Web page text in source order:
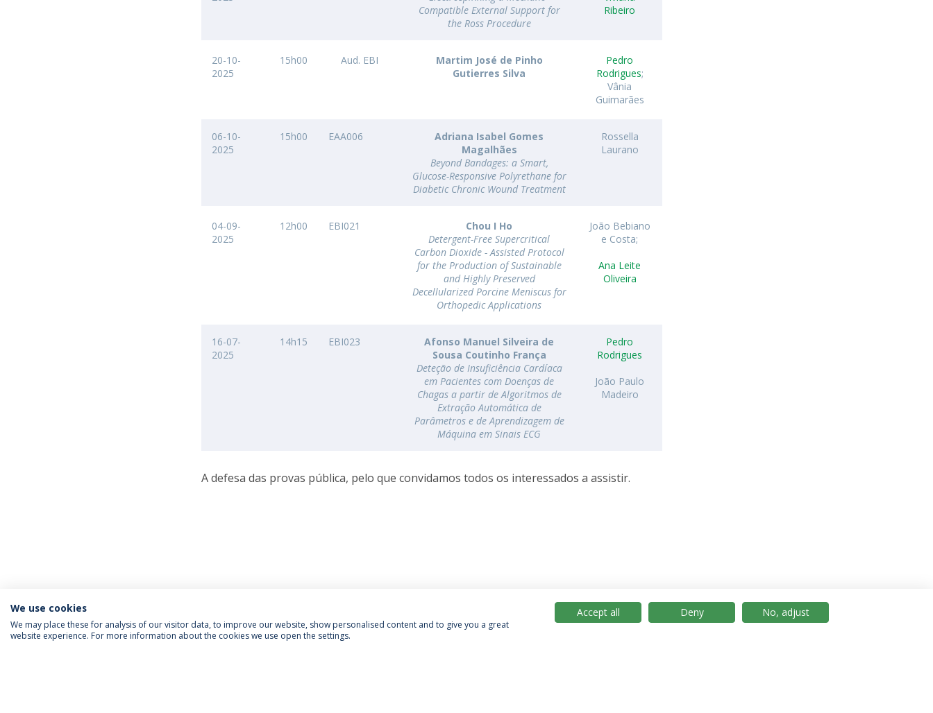
Compatible External Support for
the Ross Procedure
Ribeiro
20-10-
2025
15h00 Aud. EBI
Martim José de Pinho
Gutierres Silva
Pedro
Rodrigues;
Vânia
Guimarães
06-10-
2025
15h00 EAA006
Adriana Isabel Gomes
Magalhães
Beyond Bandages: a Smart,
Glucose-Responsive Polyrethane for
Diabetic Chronic Wound Treatment
Rossella
Laurano
04-09-
2025
12h00 EBI021
Chou I Ho
Detergent-Free Supercritical
Carbon Dioxide - Assisted Protocol
for the Production of Sustainable
and Highly Preserved
Decellularized Porcine Meniscus for
Orthopedic Applications
João Bebiano
e Costa;
Ana Leite
Oliveira
16-07-
2025
14h15 EBI023
Afonso Manuel Silveira de
Sousa Coutinho França
Deteção de Insuficiência Cardíaca
em Pacientes com Doenças de
Chagas a partir de Algoritmos de
Extração Automática de
Parâmetros e de Aprendizagem de
Máquina em Sinais ECG
Pedro
Rodrigues
João Paulo
Madeiro
A defesa das provas pública, pelo que convidamos todos os interessados a assistir.
We use cookies
We may place these for analysis of our visitor data, to improve our website, show personalised content and to give you a great
website experience. For more information about the cookies we use open the settings.
Accept all Deny No, adjust